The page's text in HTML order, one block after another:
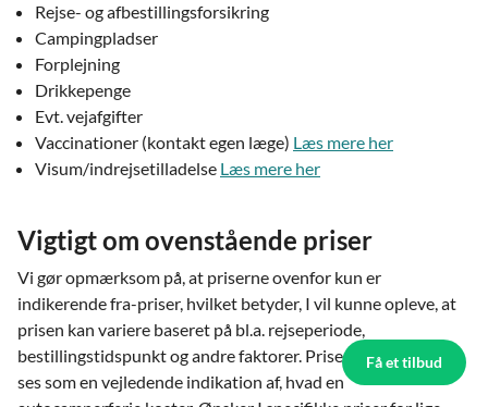
Få et tilbud
Rejse- og afbestillingsforsikring
Campingpladser
Forplejning
Drikkepenge
Evt. vejafgifter
Vaccinationer (kontakt egen læge) Læs mere her
Visum/indrejsetilladelse Læs mere her
Vigtigt om ovenstående priser
Vi gør opmærksom på, at priserne ovenfor kun er
indikerende fra-priser, hvilket betyder, I vil kunne opleve, at
prisen kan variere baseret på bl.a. rejseperiode,
bestillingstidspunkt og andre faktorer. Priserne skal således
ses som en vejledende indikation af, hvad en